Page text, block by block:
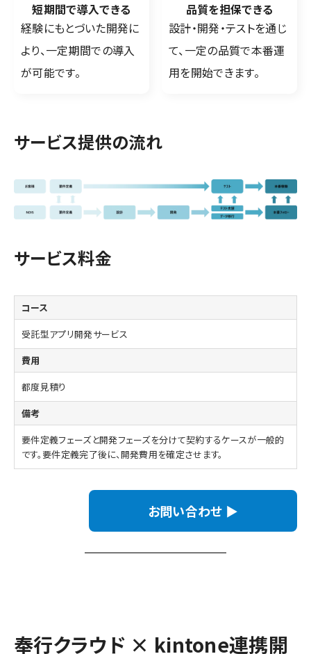
短期間で導入できる
経験にもとづいた開発に
より、一定期間での導入
が可能です。
品質を担保できる
設計・開発・テストを通じ
て、一定の品質で本番運
用を開始できます。
サービス提供の流れ
サービス料金
受託型アプリ開発サービス
都度見積り
要件定義フェーズと開発フェーズを分けて契約するケースが一般的
です。要件定義完了後に、開発費用を確定させます。
お問い合わせ ▶
奉行クラウド × kintone連携開